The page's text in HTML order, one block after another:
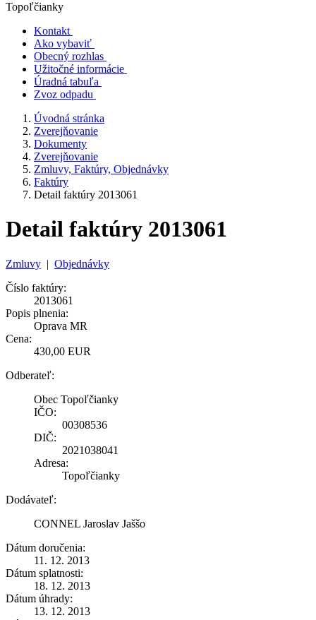
Topoľčianky
Kontakt
Ako vybaviť
Obecný rozhlas
Užitočné informácie
Úradná tabuľa
Zvoz odpadu
Úvodná stránka
Zverejňovanie
Dokumenty
Zverejňovanie
Zmluvy, Faktúry, Objednávky
Faktúry
Detail faktúry 2013061
Detail faktúry 2013061
Zmluvy | Objednávky
Číslo faktúry:
2013061
Popis plnenia:
Oprava MR
Cena:
430,00 EUR
Odberateľ:
Obec Topoľčianky
IČO:
00308536
DIČ:
2021038041
Adresa:
Topoľčianky
Dodávateľ:
CONNEL Jaroslav Jaššo
Dátum doručenia:
11. 12. 2013
Dátum splatnosti:
18. 12. 2013
Dátum úhrady:
13. 12. 2013